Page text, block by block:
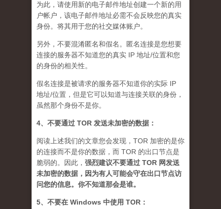
为此，请使用新的电子邮件地址创建一个新的用
户帐户，该电子邮件地址必需不会反映您的真实
身份。将其用于您的社交媒体账户。
另外，不要混淆匿名和假名。匿名连接是您想要
连接的服务器不知道您的真实 IP 地址/位置和您
的身份的相关性。
假名连接是被请求的服务器不知道你的实际 IP
地址/位置，但是它可以知道与连接关联的身份，
虽然那个身份不是你。
4、不要通过 TOR 发送未加密的数据：
阅读上述我们的文章您会发现，TOR 加密的是你
的连接而不是你的数据，而 TOR 的出口节点是
脆弱的。因此， 强烈建议不要通过 TOR 网发送
未加密的数据，因为有人可能会守在出口节点访
问您的信息。你不知道那会是谁。
5、不要在 Windows 中使用 TOR：